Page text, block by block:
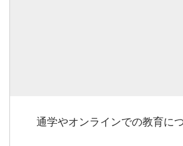
通学やオンラインでの教育に